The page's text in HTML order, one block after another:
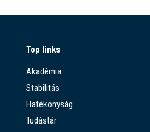
Top links
Akadémia
Stabilitás
Hatékonyság
Tudástár